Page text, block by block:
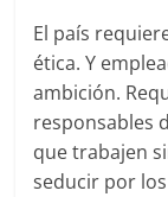
El país
ética. Y
ambición.
responsables
que trabajen
seducir por